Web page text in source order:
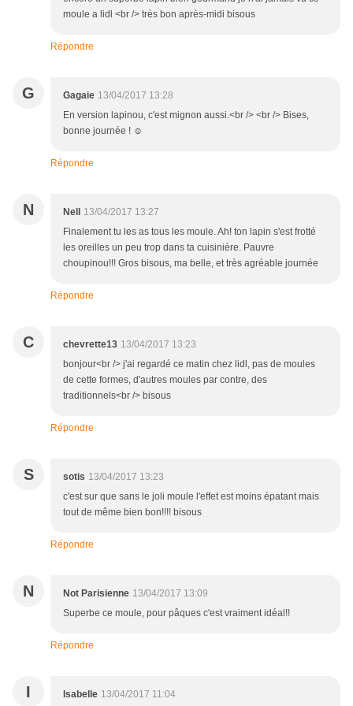
moule a lidl <br /> très bon après-midi bisous
Répondre
G Gagaie 13/04/2017 13:28
En version lapinou, c'est mignon aussi.<br /> <br /> Bises,
bonne journée ! ☺
Répondre
N Nell
13/04/2017 13:27
Finalement tu les as tous les moule. Ah! ton lapin s'est frotté
les oreilles un peu trop dans ta cuisinière. Pauvre
choupinou!!! Gros bisous, ma belle, et très agréable journée
Répondre
C chevrette13 13/04/2017 13:23
bonjour<br /> j'ai regardé ce matin chez lidl, pas de moules
de cette formes, d'autres moules par contre, des
traditionnels<br /> bisous
Répondre
S sotis 13/04/2017 13:23
c'est sur que sans le joli moule l'effet est moins épatant mais
tout de même bien bon!!!! bisous
Répondre
N Not Parisienne 13/04/2017 13:09
Superbe ce moule, pour pâques c'est vraiment idéal!!
Répondre
I Isabelle 13/04/2017 11:04